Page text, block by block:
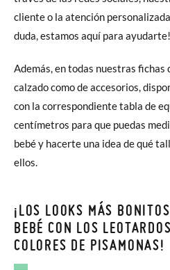
cliente o la atención
duda, estamos aquí para ayudarte!
Además, en todas nuestras fichas
calzado como de accesorios,
con la correspondiente tabla de
centímetros para que puedas
bebé y hacerte una idea de qué
ellos.
¡LOS LOOKS MÁS
BEBÉ CON LOS
COLORES DE PISAMONAS!